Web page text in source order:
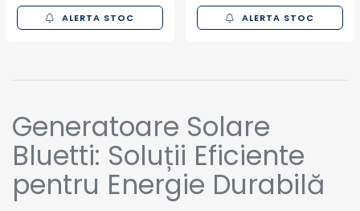
ALERTA STOC ALERTA STOC
Generatoare Solare
Bluetti: Soluții Eficiente
pentru Energie Durabilă